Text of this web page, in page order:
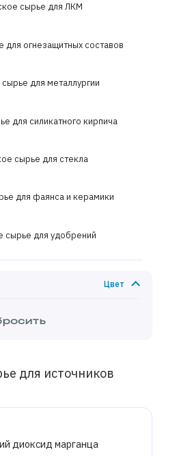
сырье для ЛКМ
для огнезащитных составов
для металлургии
для силикатного кирпича
сырье для стекла
для фаянса и керамики
сырье для удобрений
Цвет
для источников
диоксид марганца